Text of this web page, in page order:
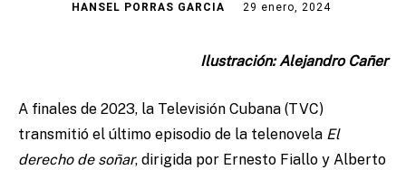
HANSEL PORRAS GARCIA 29 enero, 2024
Ilustración: Alejandro Cañer
A finales de 2023, la Televisión Cubana (TVC)
transmitió el último episodio de la telenovela El
derecho de soñar, dirigida por Ernesto Fiallo y Alberto